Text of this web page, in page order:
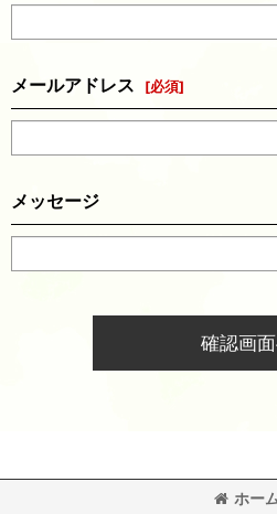
メールアドレス [必須]
メッセージ
確認画
ホー